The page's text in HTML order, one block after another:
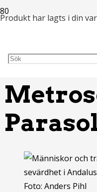
Produkt har lagts i din
Foto: Anders Pihl